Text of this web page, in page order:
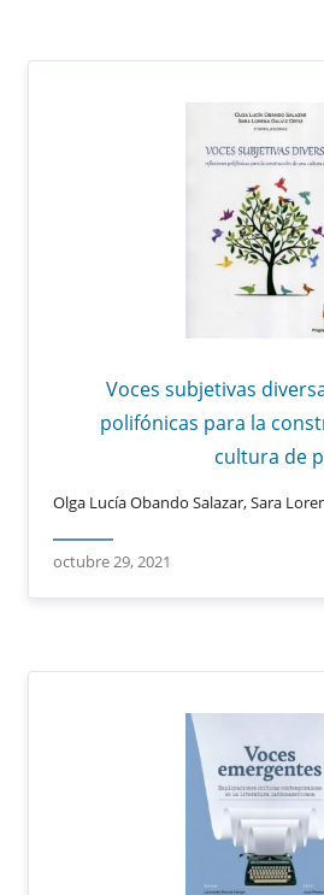
Voces subjetivas
polifónicas para la
cultura de
Olga Lucía Obando Salazar, Sara
octubre 29, 2021